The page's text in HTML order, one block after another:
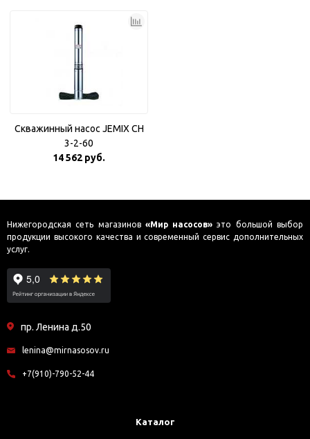
Скважинный насос JEMIX CH
3-2-60
14 562 руб.
Нижегородская сеть магазинов «Мир насосов» это большой выбор
продукции высокого качества и современный сервис дополнительных
услуг.
пр. Ленина д.50
lenina@mirnasosov.ru
+7(910)-790-52-44
Каталог